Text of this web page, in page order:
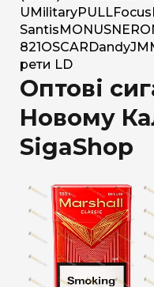
U MilitaryPULLFocus
Santis MONUSNERO
821 OSCAR DandyJM
рети LD
Оптові
Новому
SigaShop